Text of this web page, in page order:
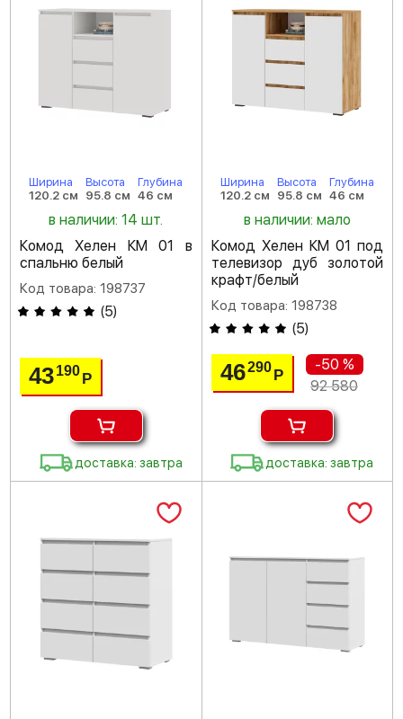
Ширина
120.2 см
Высота
95.8 см
Глубина
46 см
в наличии: 14 шт.
Комод Хелен КМ 01 в
спальню белый
Код товара: 198737
(5)
43190Р
доставка: завтра
Ширина
120.2 см
Высота
95.8 см
Глубина
46 см
в наличии: мало
Комод Хелен КМ 01 под
телевизор дуб золотой
крафт/белый
Код товара: 198738
(5)
46290 Р
-50 %
92 580
доставка: завтра